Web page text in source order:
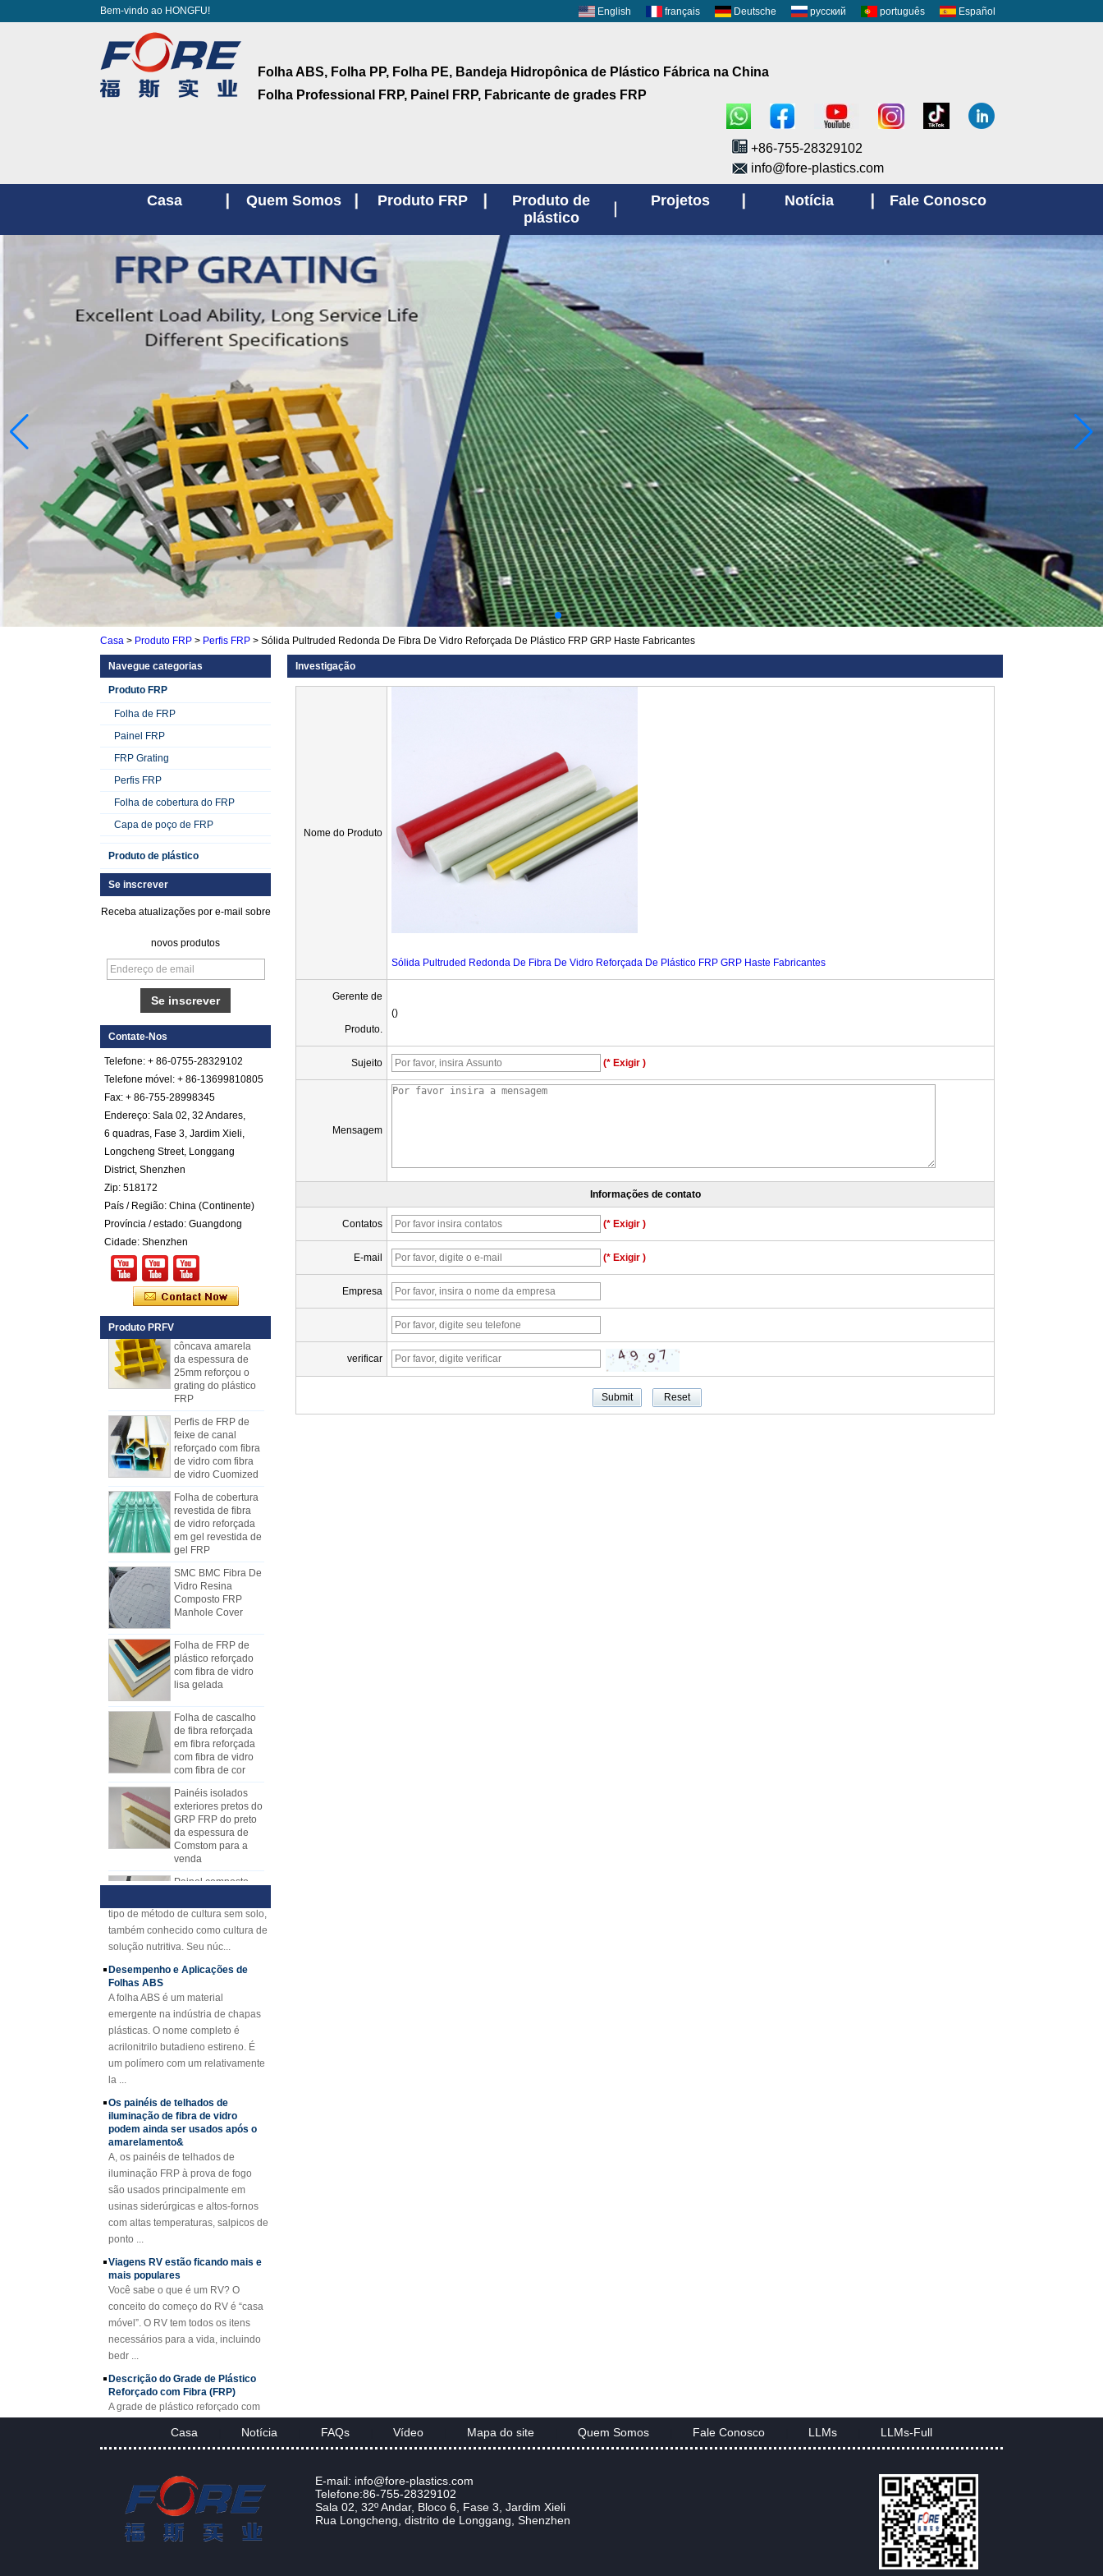
Bem-vindo ao HONGFU! English français Deutsche русский português Español
Folha ABS, Folha PP, Folha PE, Bandeja Hidropônica de Plástico Fábrica na China
Folha ProfessionaI FRP, Painel FRP, Fabricante de grades FRP
+86-755-28329102
info@fore-plastics.com
Casa Quem Somos Produto FRP
Produto de
plástico
Projetos Notícia Fale Conosco
Casa > Produto FRP > Perfis FRP > Sólida Pultruded Redonda De Fibra De Vidro Reforçada De Plástico FRP GRP Haste Fabricantes
Navegue categorias
Produto FRP
Folha de FRP
Painel FRP
FRP Grating
Perfis FRP
Folha de cobertura do FRP
Capa de poço de FRP
Produto de plástico
Se inscrever
Receba atualizações por e-mail sobre
novos produtos
Contate-Nos
Telefone: + 86-0755-28329102
Telefone móvel: + 86-13699810805
Fax: + 86-755-28998345
Endereço: Sala 02, 32 Andares,
6 quadras, Fase 3, Jardim Xieli,
Longcheng Street, Longgang
District, Shenzhen
Zip: 518172
País / Região: China (Continente)
Província / estado: Guangdong
Cidade: Shenzhen
Produto PRFV
Folha de FRP de
plástico reforçado
Folha de cascalho
de fibra reforçada
com fibra de vidro
com fibra de cor
Painéis isolados
exteriores pretos do
GRP FRP do preto
venda
Painel composto
em espuma de
poliuretano
reforçado com fibra
de vidro FRP PU
para reboques
A fibra de vidro
da espessura de
25mm reforçou o
grating do plástico
FRP
Perfis de FRP de
feixe de canal
reforçado com fibra
de vidro com fibra
de vidro Cuomized
Folha de cobertura
revestida de fibra
de vidro reforçada
em gel revestida de
gel FRP
SMC BMC Fibra De
Vidro Resina
Composto FRP
Manhole Cover
plástico reforçado
com fibra de vidro
lisa gelada
de fibra reforçada
em fibra reforçada
com fibra de vidro
com fibra de cor
Painéis isolados
exteriores pretos do
GRP FRP do preto
da espessura de
Comstom para a
venda
Painel composto
em espuma de
de vidro FRP PU
para reboques
côncava amarela
25mm reforçou o
grating do plástico
FRP
Perfis de FRP de
reforçado com fibra
Folha de cobertura
revestida de fibra
de vidro reforçada
em gel revestida de
gel FRP
SMC BMC Fibra De
Vidro Resina
Composto FRP
Como escolher os painéis de
carroceria refrigerados
Devido ao custo, instalação
e construção, os painéis do furgão
refrigerado foram gradualmente
feitos de painéis compostos de FRP.
Os painéis compostos de FRP são
feitos de planos de FRP e usados ​​
como duas camadas do fundo e do
topo, além do papel de controlar
o peso, e também ter boa
resistência ao impacto. A camada
do meio usa diferentes tipos de
materiais do núcleo, como
o material do núcleo do favo de mel
do PP, o material do núcleo de XPS,
o material do núcleo do plutônio,
etc.,
As diferenças entre a folha de
mecanismo do FRP e as folhas de
disposição manual
No início da indústria, a mão de
obra era geralmente usada para
fabricar FRP, mas a maioria dos
fabricantes usa a linha de produção
para produzir chapas de FRP
agora. A folha do mecanismo de
FRP substituiu gradualmente
a folha de disposição manual.
A folha de mecanismo do FRP tem
muitas vantagens sobre o lay-up
FRP tem qualidade estável
e espessura uniforme. Superfície
rentável, limpa e brilhante.
Técnica e Vantagens da Visão
Geral de Hidroponia
HidropônicaHidroponia é um novo
também conhecido como cultura de
solução nutritiva. Seu núc...
Desempenho e Aplicações de
Folhas ABS
A folha ABS é um material
emergente na indústria de chapas
plásticas. O nome completo é
acrilonitrilo butadieno estireno. É
um polímero com um relativamente
la ...
Os painéis de telhados de
iluminação de fibra de vidro
podem ainda ser usados ​​após o
amarelamento&
A, os painéis de telhados de
iluminação FRP à prova de fogo
são usados ​​principalmente em
usinas siderúrgicas e altos-fornos
com altas temperaturas, salpicos de
ponto ...
Viagens RV estão ficando mais e
mais populares
Você sabe o que é um RV? O
conceito do começo do RV é “casa
móvel”. O RV tem todos os itens
necessários para a vida, incluindo
bedr ...
Descrição do Grade de Plástico
Reforçado com Fibra (FRP)
A grade de plástico reforçado com
fibra (FRP) é uma grade de plástico
moldada, disponível em painéis
Projeto FRP Sheet & Panel
Aplicações FRP Gratings
Graças às excelentes propriedades
das grades FRP, estão substituindo
Investigação
Nome do Produto
Sólida Pultruded Redonda De Fibra De Vidro Reforçada De Plástico FRP GRP Haste Fabricantes
Gerente de
Produto.
()
Sujeito (* Exigir )
Mensagem
Informações de contato
Contatos (* Exigir )
E-mail (* Exigir )
Empresa
verificar
Casa Notícia FAQs Vídeo Mapa do site Quem Somos Fale Conosco LLMs LLMs-Full
E-mail: info@fore-plastics.com
Telefone:86-755-28329102
Sala 02, 32º Andar, Bloco 6, Fase 3, Jardim Xieli
Rua Longcheng, distrito de Longgang, Shenzhen